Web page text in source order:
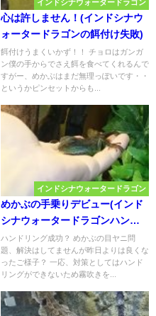
インドシナウォータードラゴン
心は許しません！(インドシナウ
ォータードラゴンの餌付け失敗)
餌付けうまくいかず！！ チョロはガンガ
ン僕の手からでさえ餌を食べてくれるんで
すがー、めかぶはまだ無理っぽいです・・
というかピンセットからも...
インドシナウォータードラゴン
めかぶの手乗りデビュー(インド
シナウォータードラゴンハンド
リングへの道)
ハンドリング成功？ めかぶの目ヤニ問
題、解決はしてませんが昨日よりは良くな
ったご様子？ 一応、対策としてはハンド
リングができないため霧吹きを...